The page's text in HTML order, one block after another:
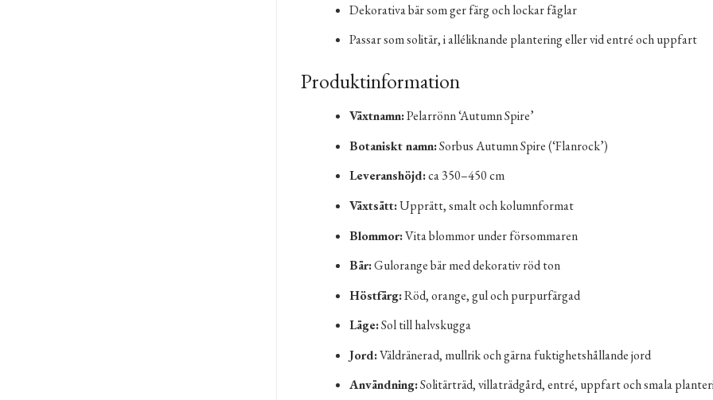
Dekorativa bär som ger färg och lockar fåglar
Passar som solitär, i alléliknande plantering eller vid entré och uppfart
Produktinformation
Växtnamn:Pelarrönn ‘Autumn Spire’
Botaniskt namn:Sorbus Autumn Spire (‘Flanrock’)
Leveranshöjd:ca 350–450 cm
Växtsätt:Upprätt, smalt och kolumnformat
Blommor:Vita blommor under försommaren
Bär:Gulorange bär med dekorativ röd ton
Höstfärg:Röd, orange, gul och purpurfärgad
Läge:Sol till halvskugga
Jord:Väldränerad, mullrik och gärna fuktighetshållande jord
Användning:Solitärträd, villaträdgård, entré, uppfart och smala